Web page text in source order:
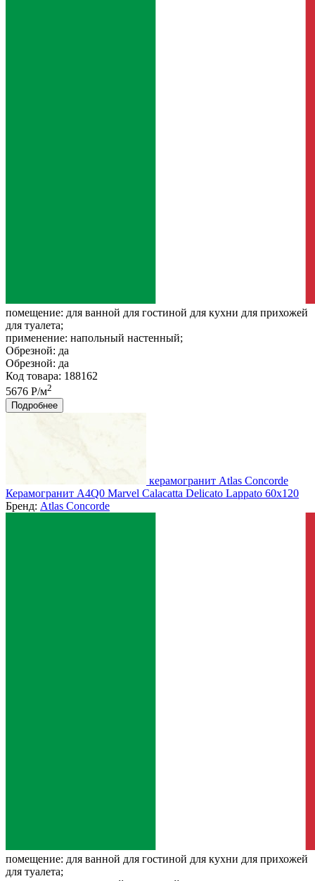
помещение: для ванной для гостиной для кухни для прихожей
для туалета;
применение: напольный настенный;
Обрезной: да
Обрезной: да
Код товара: 188162
5676 Р/м2
Подробнее
керамогранит Atlas Concorde
Керамогранит A4Q0 Marvel Calacatta Delicato Lappato 60x120
Бренд: Atlas Concorde
помещение: для ванной для гостиной для кухни для прихожей
для туалета;